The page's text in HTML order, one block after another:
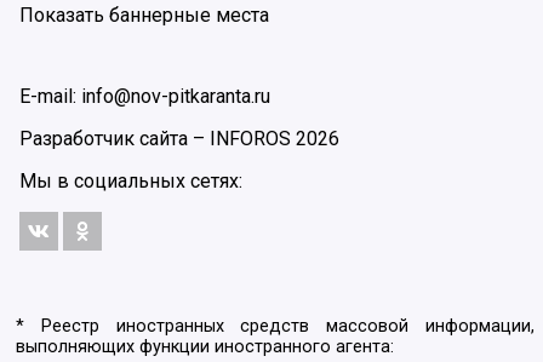
Показать баннерные места
E-mail: info@nov-pitkaranta.ru
Разработчик сайта –
INFOROS 2026
Мы в социальных сетях:
* Реестр иностранных средств массовой информации,
выполняющих функции иностранного агента: